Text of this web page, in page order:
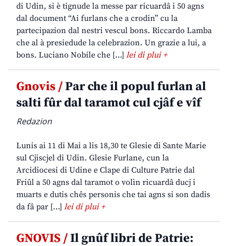
di Udin, si è tignude la messe par ricuardâ i 50 agns
dal document “Ai furlans che a crodin” cu la
partecipazion dal nestri vescul bons. Riccardo Lamba
che al à presiedude la celebrazion. Un grazie a lui, a
bons. Luciano Nobile che […] lei di plui +
Gnovis /Par che il popul furlan al
salti fûr dal taramot cul cjâf e vîf
Redazion
Lunis ai 11 di Mai a lis 18,30 te Glesie di Sante Marie
sul Cjiscjel di Udin. Glesie Furlane, cun la
Arcidiocesi di Udine e Clape di Culture Patrie dal
Friûl a 50 agns dal taramot o volìn ricuardâ ducj i
muarts e dutis chês personis che tai agns si son dadis
da fâ par […] lei di plui +
GNOVIS /Il gnûf libri de Patrie: